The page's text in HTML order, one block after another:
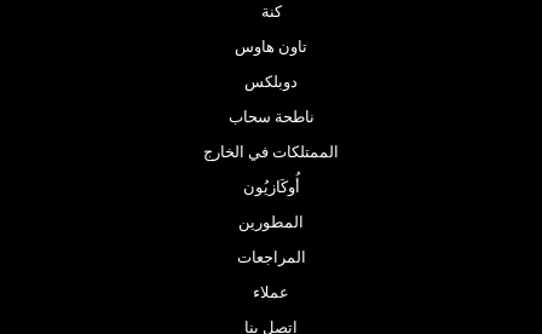
كنة
تاون هاوس
دوبلكس
ناطحة سحاب
الممتلكات في الخارج
أُوكَازيُون
المطورين
المراجعات
عملاء
اتصل بنا